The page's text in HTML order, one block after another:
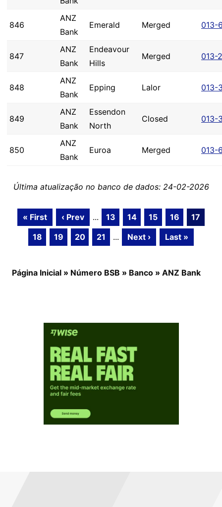
846
ANZ
Bank
Emerald Merged 013-
847
ANZ
Bank
Endeavour
Hills
Merged 013-
848
ANZ
Bank
Epping Lalor 013-
849
ANZ
Bank
Essendon
North
Closed 013-
850
ANZ
Bank
Euroa Merged 013-
Última atualização no banco de dados: 24-02-2026
« First ‹ Prev ... 13 14 15 16
17
18
19 20 21 ... Next › Last »
Página Inicial » Número BSB » Banco » ANZ Bank